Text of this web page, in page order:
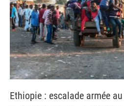
Ethiopie : escalade armée